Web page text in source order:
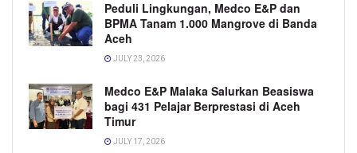
Peduli Lingkungan, Medco E&P dan
BPMA Tanam 1.000 Mangrove di Banda
Aceh
JULY 23, 2026
Medco E&P Malaka Salurkan Beasiswa
bagi 431 Pelajar Berprestasi di Aceh
Timur
JULY 17, 2026